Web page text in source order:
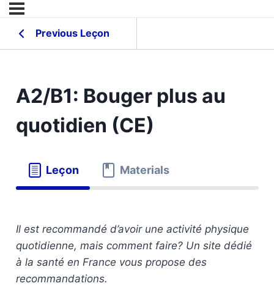
Previous Leçon
A2/B1: Bouger plus au
quotidien (CE)
Leçon Materials
Il est recommandé d’avoir une activité physique
quotidienne, mais comment faire? Un site dédié
à la santé en France vous propose des
recommandations.